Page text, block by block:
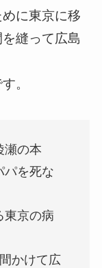
に東京に移
縫って広島
。
瀬の本
パを死な
東京の病
かけて広